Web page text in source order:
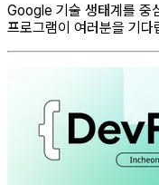
Google 기술 생태계를 중
프로그램이 여러분을 기다